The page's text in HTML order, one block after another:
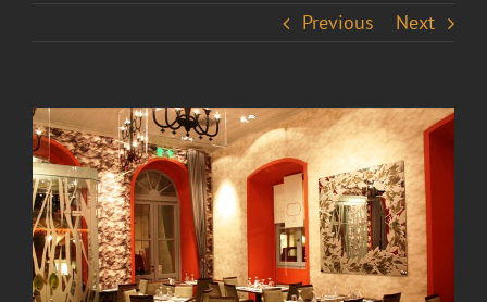
Previous Next
View
Larger
Image